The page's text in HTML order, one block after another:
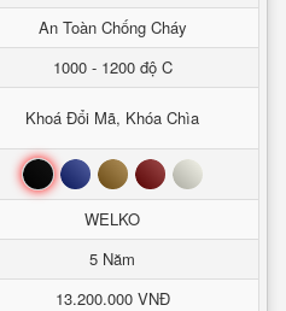
An Toàn Chống Cháy
1000 - 1200 độ C
Khoá Đổi Mã, Khóa Chìa
Đen Xanh Nâu Đỏ Trắng
WELKO
5 Năm
13.200.000 VNĐ